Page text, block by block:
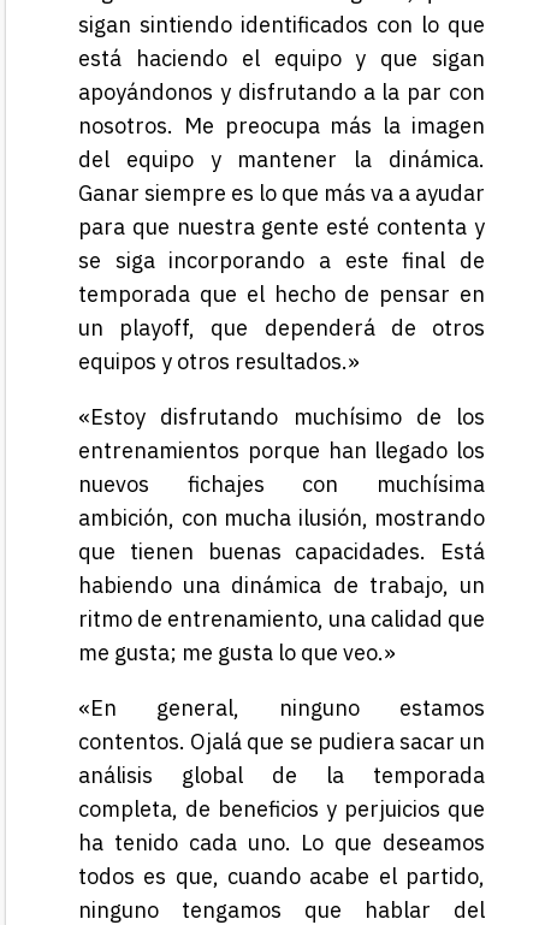
sigan sintiendo identificados con lo que
está haciendo el equipo y que sigan
apoyándonos y disfrutando a la par con
nosotros. Me preocupa más la imagen
del equipo y mantener la dinámica.
Ganar siempre es lo que más va a ayudar
para que nuestra gente esté contenta y
se siga incorporando a este final de
temporada que el hecho de pensar en
un playoff, que dependerá de otros
equipos y otros resultados.»
«Estoy disfrutando muchísimo de los
entrenamientos porque han llegado los
nuevos fichajes con muchísima
ambición, con mucha ilusión, mostrando
que tienen buenas capacidades. Está
habiendo una dinámica de trabajo, un
ritmo de entrenamiento, una calidad que
me gusta; me gusta lo que veo.»
«En general, ninguno estamos
contentos. Ojalá que se pudiera sacar un
análisis global de la temporada
completa, de beneficios y perjuicios que
ha tenido cada uno. Lo que deseamos
todos es que, cuando acabe el partido,
ninguno tengamos que hablar del